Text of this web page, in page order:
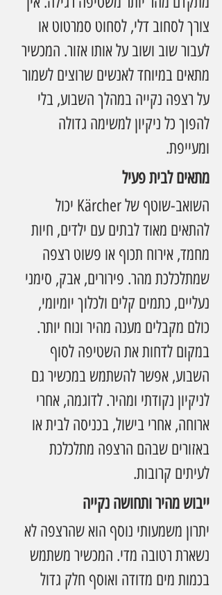
צורך לסחוב דלי, לסחוט סמרטוט או
לעבור שוב ושוב על אותו אזור. המכשיר
מתאים במיוחד לאנשים שרוצים לשמור
על רצפה נקייה במהלך השבוע, בלי
להפוך כל ניקיון למשימה גדולה
ומעייפת.
מתאים לבית פעיל
השואב-שוטף של Kärcher יכול
להתאים מאוד לבתים עם ילדים, חיות
מחמד, אירוח תכוף או פשוט רצפה
שמתלכלכת מהר. פירורים, אבק, סימני
נעליים, כתמים קלים ולכלוך יומיומי,
כולם מקבלים מענה מהיר ונוח יותר.
במקום לדחות את השטיפה לסוף
השבוע, אפשר להשתמש במכשיר גם
לניקיון נקודתי ומהיר. לדוגמה, אחרי
ארוחה, אחרי בישול, בכניסה לבית או
באזורים שבהם הרצפה מתלכלכת
לעיתים קרובות.
ייבוש מהיר ותחושה נקייה
יתרון משמעותי נוסף הוא שהרצפה לא
נשארת רטובה מדי. המכשיר משתמש
בכמות מים מדודה ואוסף חלק גדול